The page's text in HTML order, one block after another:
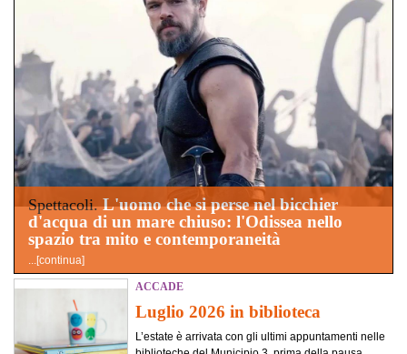
Spettacoli.L'uomo che si perse nel bicchier
d'acqua di un mare chiuso: l'Odissea nello
spazio tra mito e contemporaneità
...[continua]
ACCADE
Luglio 2026 in biblioteca
L’estate è arrivata con gli ultimi appuntamenti nelle